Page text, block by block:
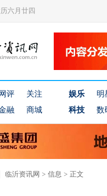
六月廿四
网评
关注
融 商城
娱乐 明
科技
数
临沂资讯网 > 信息 > 正文